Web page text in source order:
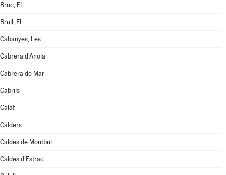
Bruc, El
Brull, El
Cabanyes, Les
Cabrera d'Anoia
Cabrera de Mar
Cabrils
Calaf
Calders
Caldes de Montbui
Caldes d'Estrac